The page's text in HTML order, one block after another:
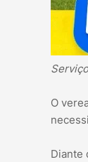
O
Diante